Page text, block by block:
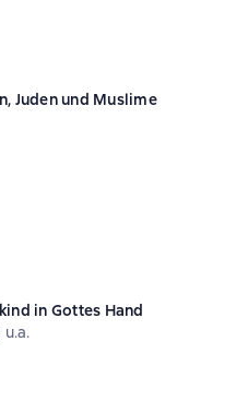
Juden und Muslime
5 на основе 1 оценок
in Gottes Hand
0 на основе 0 оценок